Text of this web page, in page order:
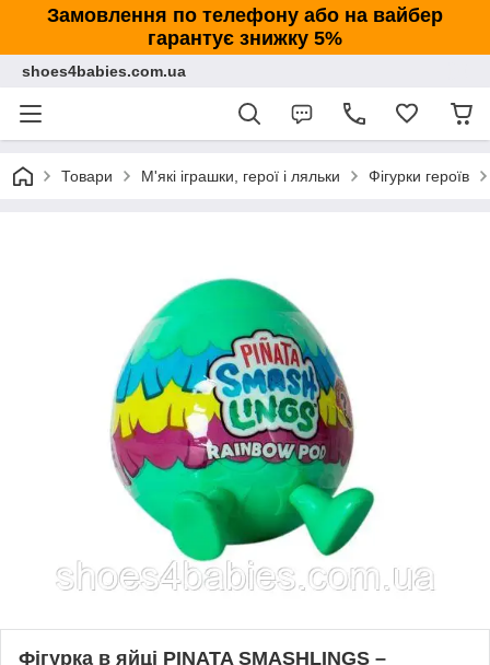
Замовлення по телефону або на вайбер
гарантує знижку 5%
shoes4babies.com.ua
Товари М'які іграшки, герої і ляльки Фігурки героїв
Фігурка в яйці PINATA SMASHLINGS –